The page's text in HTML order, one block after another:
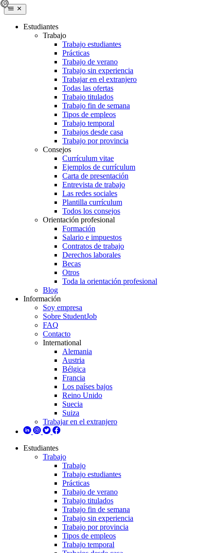
Estudiantes
Trabajo
Trabajo estudiantes
Prácticas
Trabajo de verano
Trabajo sin experiencia
Trabajar en el extranjero
Todas las ofertas
Trabajo titulados
Trabajo fin de semana
Tipos de empleos
Trabajo temporal
Trabajos desde casa
Trabajo por provincia
Consejos
Currículum vitae
Ejemplos de currículum
Carta de presentación
Entrevista de trabajo
Las redes sociales
Plantilla currículum
Todos los consejos
Orientación profesional
Formación
Salario e impuestos
Contratos de trabajo
Derechos laborales
Becas
Otros
Toda la orientación profesional
Blog
Información
Soy empresa
Sobre StudentJob
FAQ
Contacto
International
Alemania
Austria
Bélgica
Francia
Los países bajos
Reino Unido
Suecia
Suiza
Trabajar en el extranjero
Estudiantes
Trabajo
Trabajo
Trabajo estudiantes
Prácticas
Trabajo de verano
Trabajo titulados
Trabajo fin de semana
Trabajo sin experiencia
Trabajo por provincia
Tipos de empleos
Trabajo temporal